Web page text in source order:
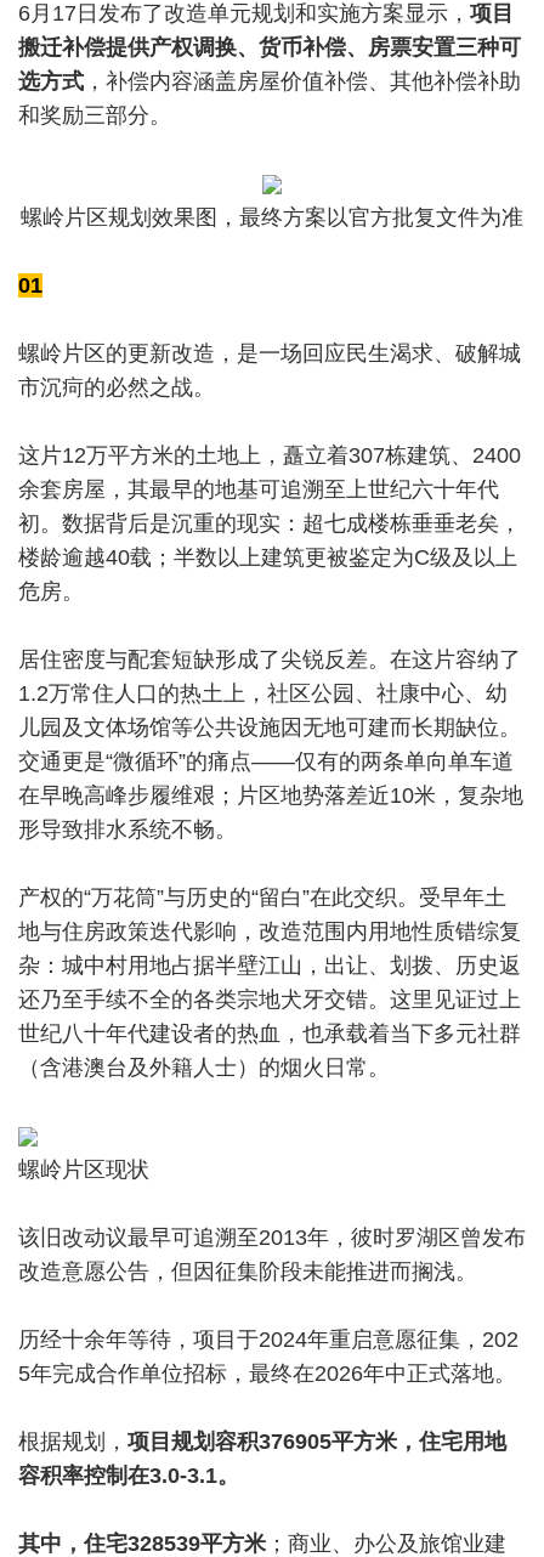
6月17日发布了改造单元规划和实施方案显示， 项目
搬迁补偿提供产权调换、货币补偿、房票安置三种可
选方式 ，补偿内容涵盖房屋价值补偿、其他补偿补助
和奖励三部分。
螺岭片区规划效果图，最终方案以官方批复文件为准
01
螺岭片区的更新改造，是一场回应民生渴求、破解城
市沉疴的必然之战。
这片12万平方米的土地上，矗立着307栋建筑、2400
余套房屋，其最早的地基可追溯至上世纪六十年代
初。数据背后是沉重的现实：超七成楼栋垂垂老矣，
楼龄逾越40载；半数以上建筑更被鉴定为C级及以上
危房。
居住密度与配套短缺形成了尖锐反差。在这片容纳了
1.2万常住人口的热土上，社区公园、社康中心、幼
儿园及文体场馆等公共设施因无地可建而长期缺位。
交通更是“微循环”的痛点——仅有的两条单向单车道
在早晚高峰步履维艰；片区地势落差近10米，复杂地
形导致排水系统不畅。
产权的“万花筒”与历史的“留白”在此交织。受早年土
地与住房政策迭代影响，改造范围内用地性质错综复
杂：城中村用地占据半壁江山，出让、划拨、历史返
还乃至手续不全的各类宗地犬牙交错。这里见证过上
世纪八十年代建设者的热血，也承载着当下多元社群
（含港澳台及外籍人士）的烟火日常。
螺岭片区现状
该旧改动议最早可追溯至2013年，彼时罗湖区曾发布
改造意愿公告，但因征集阶段未能推进而搁浅。
历经十余年等待，项目于2024年重启意愿征集，202
5年完成合作单位招标，最终在2026年中正式落地。
根据规划， 项目规划容积376905平方米，住宅用地
容积率控制在3.0-3.1。
其中，住宅328539平方米；商业、办公及旅馆业建